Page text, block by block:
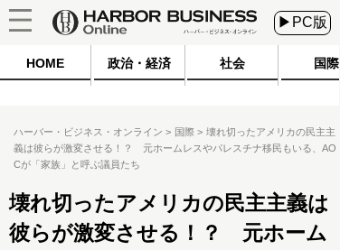
▶PC版
HOME 政治・経済 社会 国際
ハーバー・ビジネス・オンライン 国際
壊れ切ったアメリカの民主主
義は彼らが激変させる！？ 元ホームレスやパレスチナ移民もいる、AO
Cが「家族」と呼ぶ議員たち
壊れ切ったアメリカの民主主義は
彼らが激変させる！？ 元ホーム